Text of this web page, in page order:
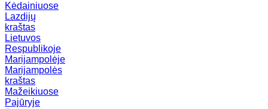
Kėdainiuose
Lazdijų
kraštas
Lietuvos
Respublikoje
Marijampolėje
Marijampolės
kraštas
Mažeikiuose
Pajūryje